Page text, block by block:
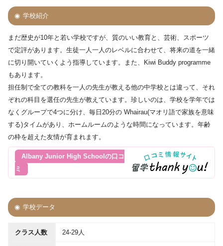
学校紹介
まだ歴史が10年と若い学校ですが、質のいい教育と、芸術、スポーツ
で定評があります。生徒一人一人のレベルに合わせて、将来の道を一緒
に切り開いていくよう指導しています。また、Kiwi Buddy programme
もあります。
担任制で全ての教科を一人の先生が教える他の中学校とは違って、それ
ぞれの科目を選任の先生が教えています。珍しいのは、学校を学年では
なくグループで4つに分け、毎日20分の Whairau(マオリ語で家族を意味
する)タイムがあり、ホームルームのような時間になっています。年齢
の枠を超えた友情が育まれます。
Albany Junior High Schoolの口コ
ミ
学校データ
クラス人数 24-29人